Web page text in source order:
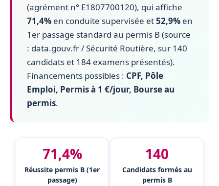
(agrément n° E1807700120), qui affiche
71,4% en conduite supervisée et52,9% en
1er passage standard au permis B (source
: data.gouv.fr / Sécurité Routière, sur 140
candidats et 184 examens présentés).
Financements possibles : CPF, Pôle
Emploi, Permis à 1 €/jour, Bourse au
permis.
71,4%
Réussite permis B (1er
passage)
140
Candidats formés au
permis B